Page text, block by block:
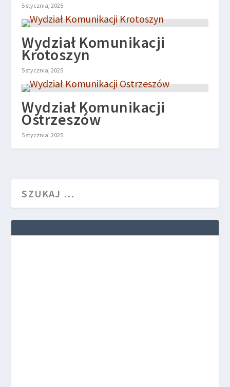
5 stycznia, 2025
Wydział Komunikacji
Krotoszyn
5 stycznia, 2025
Wydział Komunikacji
Ostrzeszów
5 stycznia, 2025